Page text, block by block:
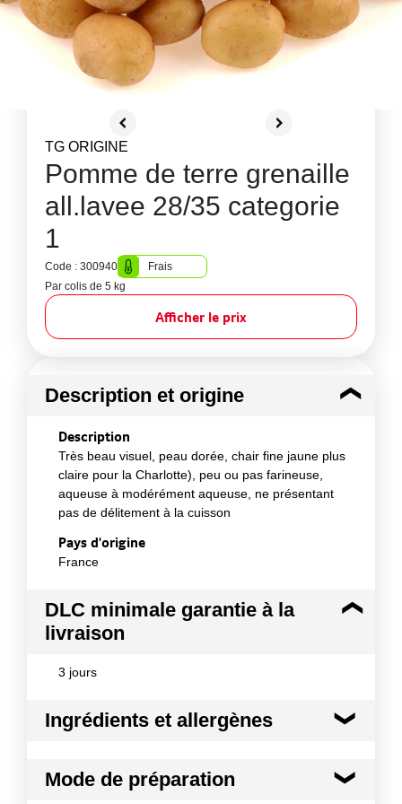
TG ORIGINE
Pomme de terre grenaille
all.lavee 28/35 categorie
1
Code : 300940
Frais
Par colis de 5 kg
Afficher le prix
Description et origine
Description
Très beau visuel, peau dorée, chair fine jaune plus
claire pour la Charlotte), peu ou pas farineuse,
aqueuse à modérément aqueuse, ne présentant
pas de délitement à la cuisson
Pays d'origine
France
DLC minimale garantie à la
livraison
3 jours
Ingrédients et allergènes
Pomme de terre Allians 28/35
Mode de préparation